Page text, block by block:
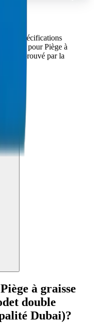
spécifications
pour Piège à
(approuvé par la
Piège à graisse
double
Dubai)?